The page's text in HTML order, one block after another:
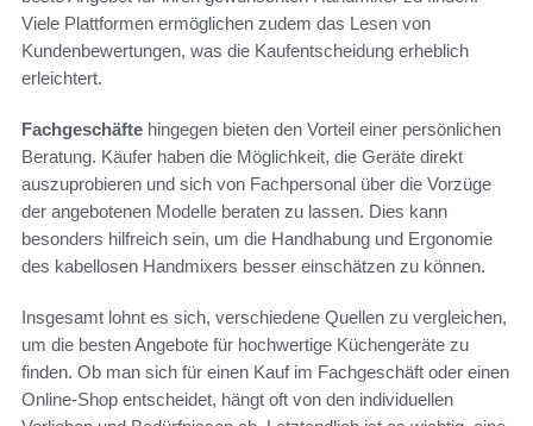
Viele Plattformen ermöglichen zudem das Lesen von
Kundenbewertungen, was die Kaufentscheidung erheblich
erleichtert.
Fachgeschäfte hingegen bieten den Vorteil einer persönlichen
Beratung. Käufer haben die Möglichkeit, die Geräte direkt
auszuprobieren und sich von Fachpersonal über die Vorzüge
der angebotenen Modelle beraten zu lassen. Dies kann
besonders hilfreich sein, um die Handhabung und Ergonomie
des kabellosen Handmixers besser einschätzen zu können.
Insgesamt lohnt es sich, verschiedene Quellen zu vergleichen,
um die besten Angebote für hochwertige Küchengeräte zu
finden. Ob man sich für einen Kauf im Fachgeschäft oder einen
Online-Shop entscheidet, hängt oft von den individuellen